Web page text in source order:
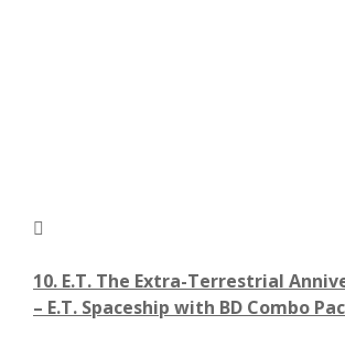

10. E.T. The Extra-Terrestrial
– E.T. Spaceship with BD Combo